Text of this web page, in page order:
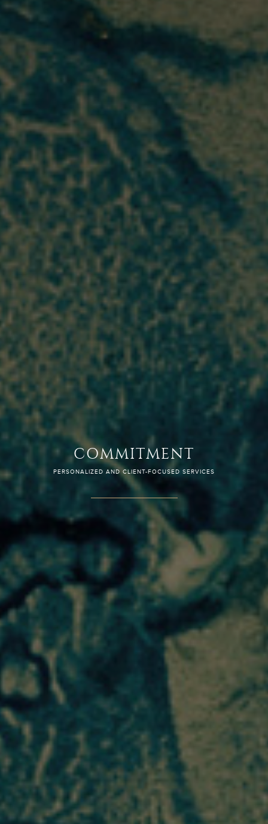
QUALITY
TEAM OF SPECIALIZED AND EXPERIENCED LAWYERS